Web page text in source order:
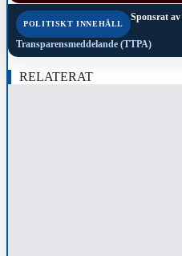
POLITISKT INNEHÅLL
Sponsrat av
Transparensmeddelande (TTPA)
RELATERAT